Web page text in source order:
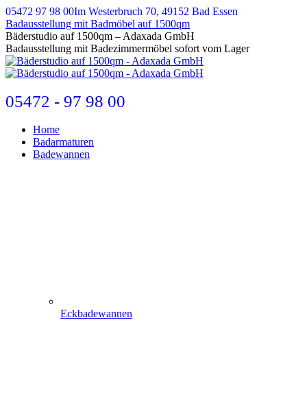
Zum
Inhalt
springen
05472 97 98 00Im Westerbruch 70, 49152 Bad Essen
Badausstellung mit Badmöbel auf 1500qm
E-
Mail
page
opens
new
window
Bäderstudio auf 1500qm – Adaxada GmbH
Badausstellung mit Badezimmermöbel sofort vom Lager
05472 - 97 98 00
Home
Badarmaturen
Badewannen
Eckbadewannen